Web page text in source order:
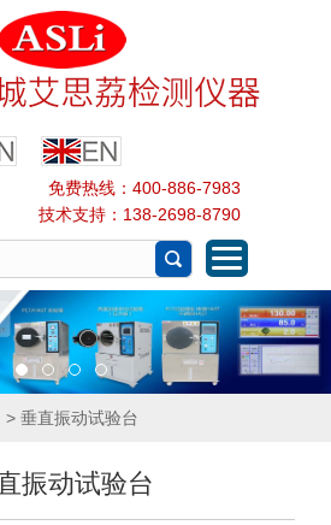
免费热线：400-886-7983
技术支持：138-2698-8790
> 垂直振动试验台
振动试验台